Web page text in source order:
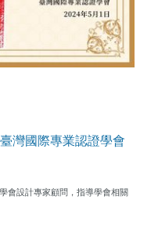
灣國際專業認證學會
會設計專家顧問，指導學會相關